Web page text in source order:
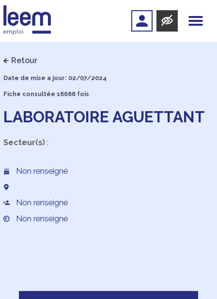
Retour
Date de mise a jour: 02/07/2024
Fiche consultée 16686 fois
LABORATOIRE AGUETTANT
Secteur(s):
Non renseigné
Non renseigné
Non renseigné